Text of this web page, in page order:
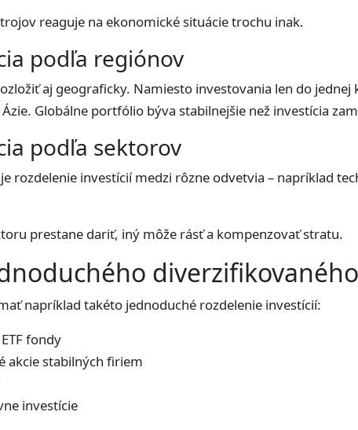
reaguje na ekonomické situácie trochu inak.
podľa regiónov
aj geograficky. Namiesto investovania len do
Ázie. Globálne portfólio býva stabilnejšie než investícia
podľa sektorov
rozdelenie investícií medzi rôzne odvetvia – napríklad
prestane dariť, iný môže rásť a kompenzovať stratu.
napríklad takéto jednoduché rozdelenie investícií:
fondy
akcie stabilných firiem
investície